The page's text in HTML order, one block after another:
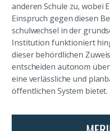
anderen Schule zu, wobei
Einspruch gegen diesen
schulwechsel in der
Institution funktioniert
dieser behördlichen
entscheiden autonom
eine verlässliche und
öffentlichen System bietet.